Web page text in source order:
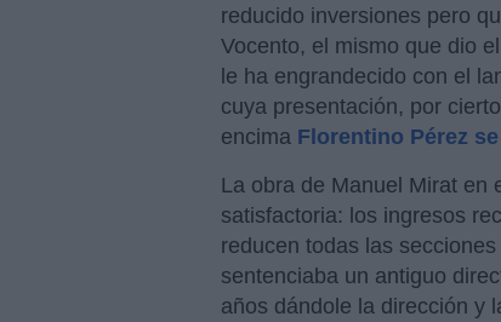
reducido inversiones pero
Vocento, el mismo que dio
le ha engrandecido con el
cuya presentación, por
encima Florentino Pérez
La obra de Manuel Mirat en
satisfactoria: los ingresos
reducen todas las
sentenciaba un antiguo
años dándole la dirección y